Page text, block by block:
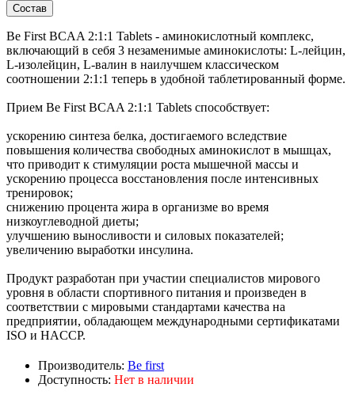
Состав
Be First BCAA 2:1:1 Tablets - аминокислотный комплекс,
включающий в себя 3 незаменимые аминокислоты: L-лейцин,
L-изолейцин, L-валин в наилучшем классическом
соотношении 2:1:1 теперь в удобной таблетированный форме.
Прием Be First BCAA 2:1:1 Tablets способствует:
ускорению синтеза белка, достигаемого вследствие
повышения количества свободных аминокислот в мышцах,
что приводит к стимуляции роста мышечной массы и
ускорению процесса восстановления после интенсивных
тренировок;
снижению процента жира в организме во время
низкоуглеводной диеты;
улучшению выносливости и силовых показателей;
увеличению выработки инсулина.
Продукт разработан при участии специалистов мирового
уровня в области спортивного питания и произведен в
соответствии с мировыми стандартами качества на
предприятии, обладающем международными сертификатами
ISO и HACCP.
Производитель: Be first
Доступность: Нет в наличии